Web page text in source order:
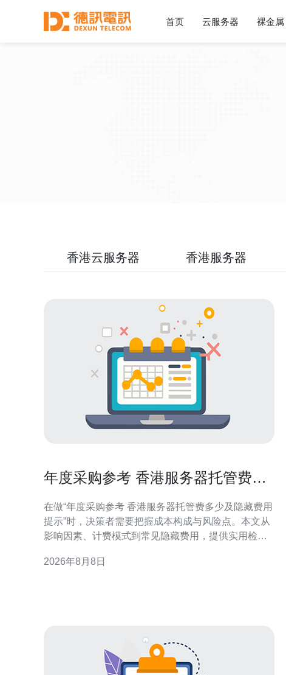
首页 云服务器 裸金属
香港云服务器 香港服务器
年度采购参考 香港服务器托管费多
在做“年度采购参考 香港服务器托管费多少及隐藏费用
提示”时，决策者需要把握成本构成与风险点。本文从
影响因素、计费模式到常见隐藏费用，提供实用检查
选择。 香港服务器托管成本构成概述 托管费用并非单
2026年8月8日